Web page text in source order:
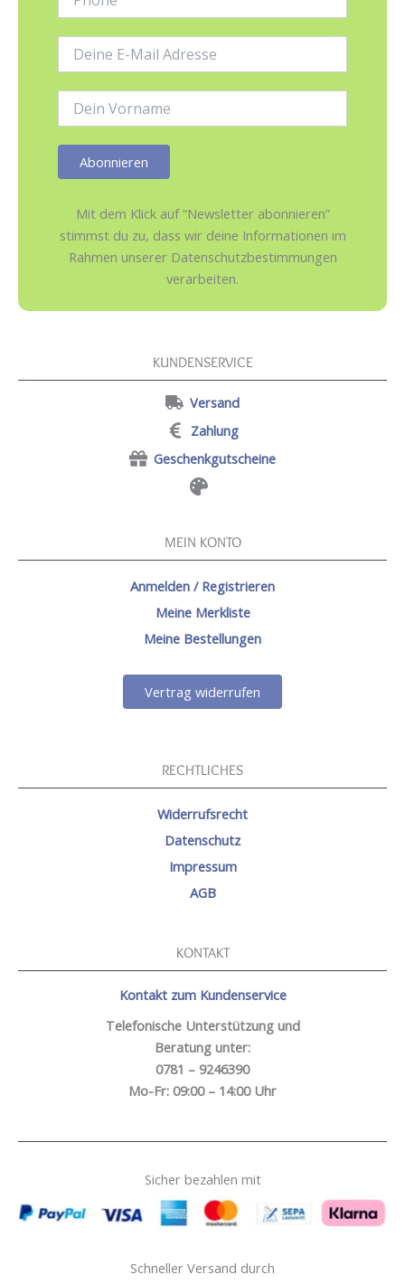
Mail-
Mit dem Klick auf “Newsletter abonnieren”
stimmst du zu, dass wir deine Informationen im
Rahmen unserer Datenschutzbestimmungen
verarbeiten.
KUNDENSERVICE
Versand
Zahlung
Geschenkgutscheine
MEIN KONTO
Anmelden / Registrieren
Meine Merkliste
Meine Bestellungen
Vertrag widerrufen
RECHTLICHES
Widerrufsrecht
Datenschutz
Impressum
AGB
KONTAKT
Kontakt zum Kundenservice
Telefonische Unterstützung und
Beratung unter:
0781 – 9246390
Mo-Fr: 09:00 – 14:00 Uhr
Sicher bezahlen mit
Schneller Versand durch